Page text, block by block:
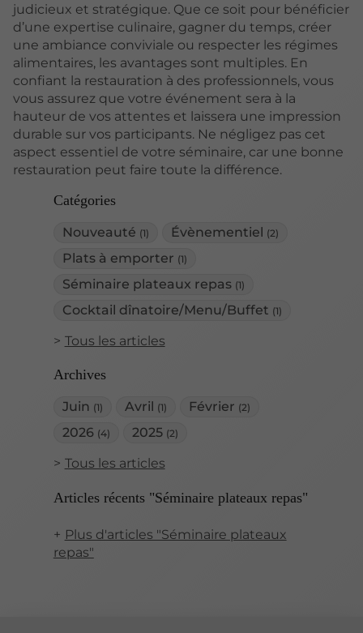
Catégories
Nouveauté (1) Évènementiel (2)
Plats à emporter (1)
Séminaire plateaux repas (1)
Cocktail dînatoire/Menu/Buffet (1)
Tous les articles
Archives
Juin (1) Avril (1) Février (2)
2026 (4) 2025 (2)
Tous les articles
Articles récents "Séminaire plateaux repas"
Plus d'articles "Séminaire plateaux
repas"
judicieux et stratégique. Que ce soit pour bénéficier
d’une expertise culinaire, gagner du temps, créer
une ambiance conviviale ou respecter les régimes
alimentaires, les avantages sont multiples. En
confiant la restauration à des professionnels, vous
vous assurez que votre événement sera à la
hauteur de vos attentes et laissera une impression
durable sur vos participants. Ne négligez pas cet
aspect essentiel de votre séminaire, car une bonne
restauration peut faire toute la différence.